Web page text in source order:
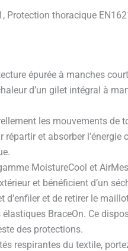
thoracique
épurée à manches
d’un gilet intégral à
les mouvements de
et absorber
MoistureCool et
et bénéficient d’un
d’enfiler et de retirer le
BraceOn. Ce
des protections.
respirantes du textile,